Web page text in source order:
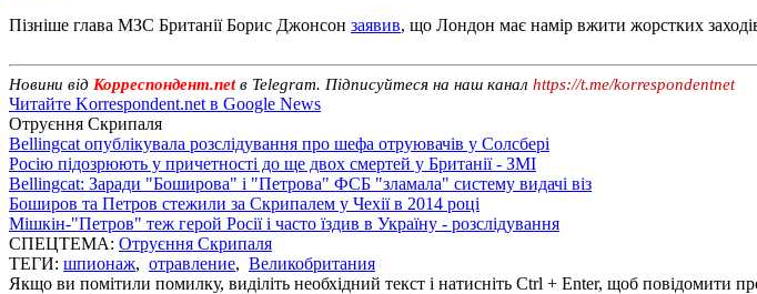
Пізніше глава МЗС Британії Борис Джонсон заявив, що Лондон має намір вжити жорстких
Новини від Корреспондент.netв Telegram. Підписуйтеся на наш канал https://t.me/korrespondentnet
Читайте Korrespondent.net в Google News
Отруєння Скрипаля
Bellingcat опублікувала розслідування про шефа отруювачів у Солсбері
Росію підозрюють у причетності до ще двох смертей у Британії - ЗМІ
Bellingcat: Заради "Боширова" і "Петрова" ФСБ "зламала" систему видачі віз
Боширов та Петров стежили за Скрипалем у Чехії в 2014 році
Мішкін-"Петров" теж герой Росії і часто їздив в Україну - розслідування
СПЕЦТЕМА: Отруєння Скрипаля
ТЕГИ: шпионаж, отравление, Великобритания
Якщо ви помітили помилку, виділіть необхідний текст і натисніть Ctrl + Enter, щоб повідомити